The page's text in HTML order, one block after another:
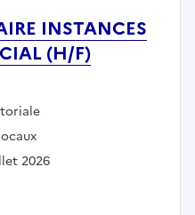
INSTANCES
(H/F)
2026